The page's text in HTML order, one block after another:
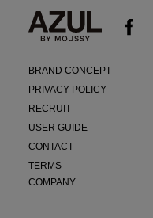
BRAND CONCEPT
PRIVACY POLICY
RECRUIT
USER GUIDE
CONTACT
TERMS
COMPANY